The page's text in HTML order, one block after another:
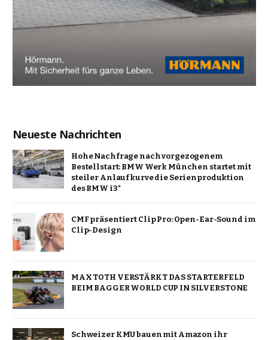
Neueste Nachrichten
Hohe Nachfrage nach vorgezogenem
Bestellstart: BMW Werk München startet mit
steiler Anlaufkurve die Serienproduktion
des BMW i3*
CMF präsentiert Clip Pro: Open-Ear-Sound im
Clip-Design
MAX TOTH VERSTÄRKT DAS STARTERFELD
BEIM BAGGER WORLD CUP IN SILVERSTONE
Schweizer KMU bauen mit Amazon ihr